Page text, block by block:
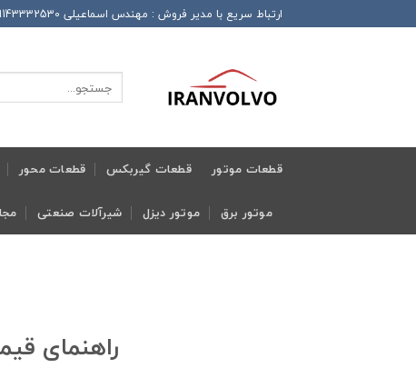
to
ارتباط سریع با مدیر فروش : مهندس اسماعیلی 989143332530+ این شماره همراه دارای تلگرام و واتساپ و ایتا و روبیکا می باشد
جستجو
برای:
قطعات موتور قطعات گیربکس قطعات محور
موتور برق موتور دیزل شیرآلات صنعتی
راهنمای